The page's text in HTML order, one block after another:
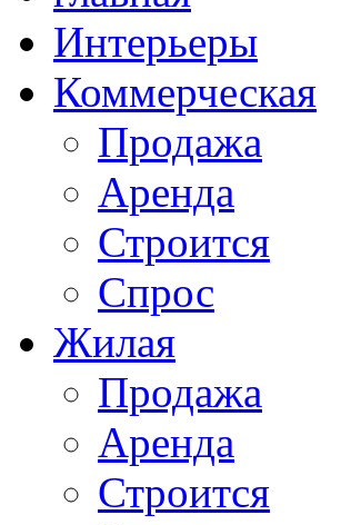
Интерьеры
Коммерческая
Продажа
Аренда
Строится
Спрос
Жилая
Продажа
Аренда
Строится